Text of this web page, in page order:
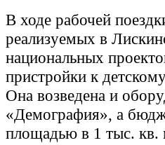
В ходе рабочей
реализуемых в
национальных
пристройки к
Она возведена и
«Демография», а
площадью в 1 тыс. кв.